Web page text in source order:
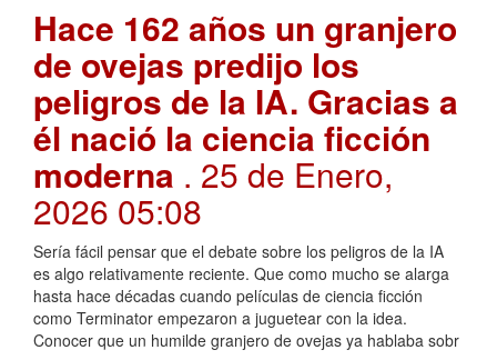
Hace 162 años un granjero
de ovejas predijo los
peligros de la IA. Gracias a
él nació la ciencia ficción
moderna . 25 de Enero,
2026 05:08
Sería fácil pensar que el debate sobre los peligros de la IA
es algo relativamente reciente. Que como mucho se alarga
hasta hace décadas cuando películas de ciencia ficción
como Terminator empezaron a juguetear con la idea.
Conocer que un humilde granjero de ovejas ya hablaba sobr